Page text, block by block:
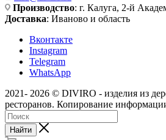
Производство: г. Калуга, 2-й
Доставка: Иваново и область
Вконтакте
Instagram
Telegram
WhatsApp
2021- 2026 © DIVIRO - изделия из
ресторанов. Копирование
Найти